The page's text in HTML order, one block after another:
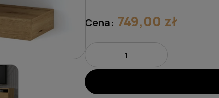
Cena: 749,00 zł